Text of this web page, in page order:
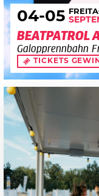
04-05
BEATPATROL
Galopprennbahn
TICKETS